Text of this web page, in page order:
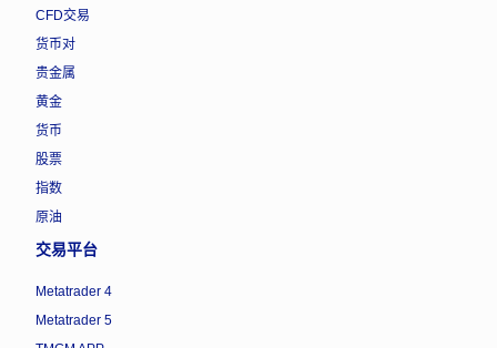
CFD交易
货币对
贵金属
黄金
货币
股票
指数
原油
交易平台
Metatrader 4
Metatrader 5